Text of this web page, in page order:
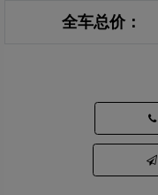
全车总价：